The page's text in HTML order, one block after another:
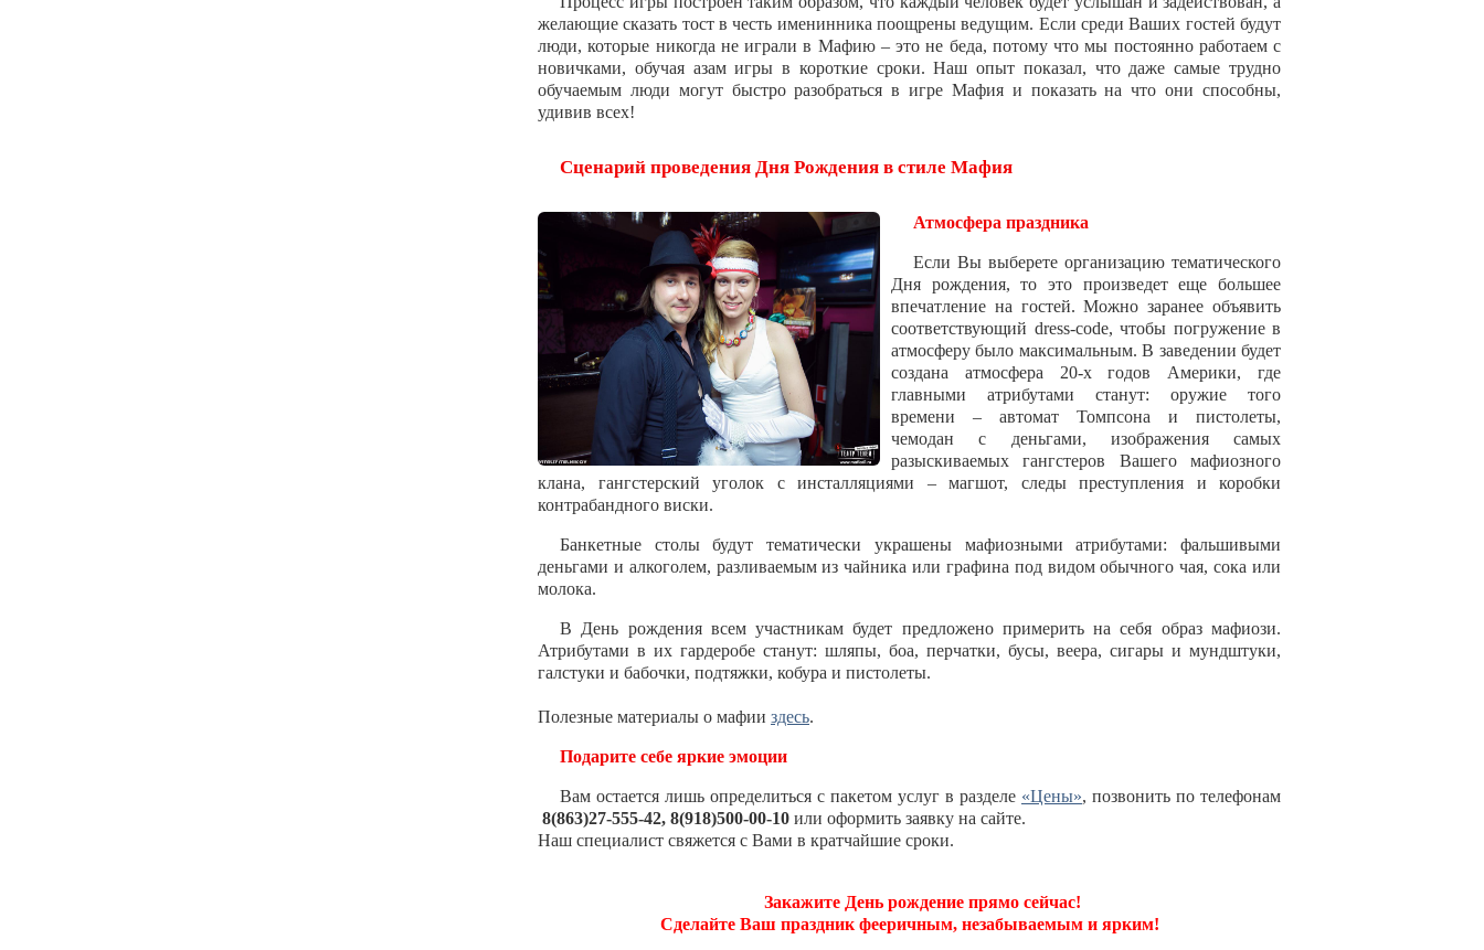
желающие сказать тост в честь именинника поощрены ведущим. Если среди Ваших гостей будут
люди, которые никогда не играли в Мафию – это не беда, потому что мы постоянно работаем с
новичками, обучая азам игры в короткие сроки. Наш опыт показал, что даже самые трудно
обучаемым люди могут быстро разобраться в игре Мафия и показать на что они способны,
удивив всех!
Сценарий проведения Дня Рождения в стиле Мафия
Атмосфера праздника
Если Вы выберете организацию тематического
Дня рождения, то это произведет еще большее
впечатление на гостей. Можно заранее объявить
соответствующий dress-code, чтобы погружение в
атмосферу было максимальным. В заведении будет
создана атмосфера 20-х годов Америки, где
главными атрибутами станут: оружие того
времени – автомат Томпсона и пистолеты,
чемодан с деньгами, изображения самых
разыскиваемых гангстеров Вашего мафиозного
клана, гангстерский уголок с инсталляциями – магшот, следы преступления и коробки
контрабандного виски.
Банкетные столы будут тематически украшены мафиозными атрибутами: фальшивыми
деньгами и алкоголем, разливаемым из чайника или графина под видом обычного чая, сока или
молока.
В День рождения всем участникам будет предложено примерить на себя образ мафиози.
Атрибутами в их гардеробе станут: шляпы, боа, перчатки, бусы, веера, сигары и мундштуки,
галстуки и бабочки, подтяжки, кобура и пистолеты.
Полезные материалы о мафии здесь.
Подарите себе яркие эмоции
Вам остается лишь определиться с пакетом услуг в разделе «Цены», позвонить по телефонам
8(863)27-555-42, 8(918)500-00-10 или оформить заявку на сайте.
Наш специалист свяжется с Вами в кратчайшие сроки.
Закажите День рождение прямо сейчас!
Сделайте Ваш праздник фееричным, незабываемым и ярким!